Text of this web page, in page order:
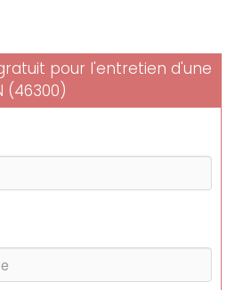
pour l'entretien d'une
(46300)